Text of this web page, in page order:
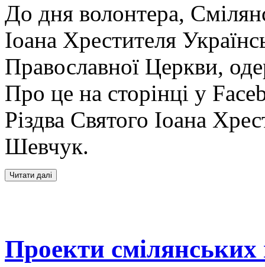
До дня волонтера,
Іоана Хрестителя
Православної Церкви,
Про це на сторінці у
Різдва Святого Іоана
Шевчук.
Проекти смілянських